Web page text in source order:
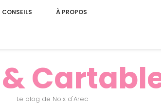
CONSEILS À PROPOS
Le blog de Noix d'Arec